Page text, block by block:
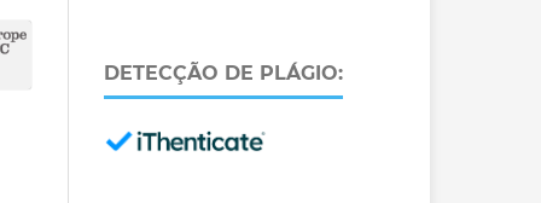
DETECÇÃO DE PLÁGIO: